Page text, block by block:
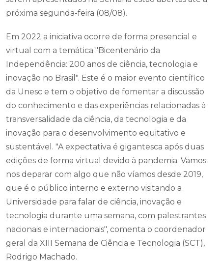
próxima segunda-feira (08/08).
Em 2022 a iniciativa ocorre de forma presencial e
virtual com a temática "Bicentenário da
Independência: 200 anos de ciência, tecnologia e
inovação no Brasil". Este é o maior evento científico
da Unesc e tem o objetivo de fomentar a discussão
do conhecimento e das experiências relacionadas à
transversalidade da ciência, da tecnologia e da
inovação para o desenvolvimento equitativo e
sustentável. "A expectativa é gigantesca após duas
edições de forma virtual devido à pandemia. Vamos
nos deparar com algo que não víamos desde 2019,
que é o público interno e externo visitando a
Universidade para falar de ciência, inovação e
tecnologia durante uma semana, com palestrantes
nacionais e internacionais", comenta o coordenador
geral da XIII Semana de Ciência e Tecnologia (SCT),
Rodrigo Machado.